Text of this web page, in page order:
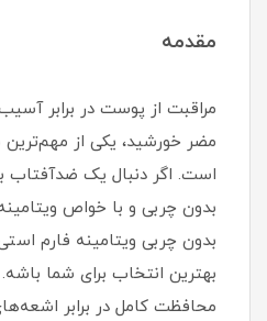
مقدمه
مراقبت از پوست در برابر
مضر خورشید، یکی از
است. اگر دنبال یک ضدآفتاب
بدون چربی و با خواص
بهترین انتخاب برای شما